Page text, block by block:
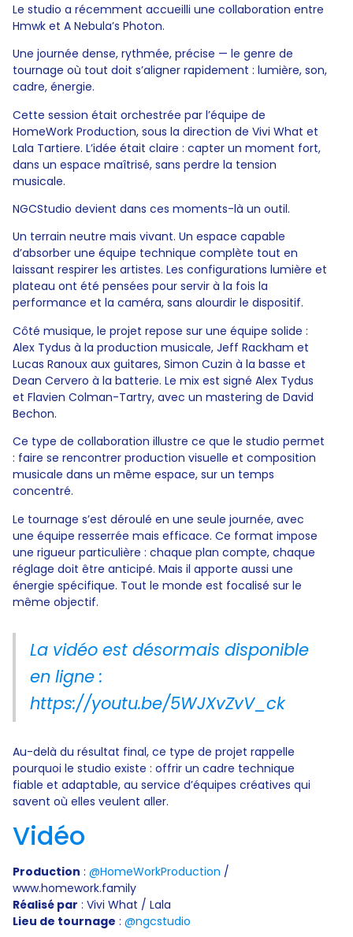
Le studio a récemment accueilli une collaboration entre
Hmwk et A Nebula’s Photon.
Une journée dense, rythmée, précise — le genre de
tournage où tout doit s’aligner rapidement : lumière, son,
cadre, énergie.
Cette session était orchestrée par l’équipe de
HomeWork Production, sous la direction de Vivi What et
Lala Tartiere. L’idée était claire : capter un moment fort,
dans un espace maîtrisé, sans perdre la tension
musicale.
NGCStudio devient dans ces moments-là un outil.
Un terrain neutre mais vivant. Un espace capable
d’absorber une équipe technique complète tout en
laissant respirer les artistes. Les configurations lumière et
plateau ont été pensées pour servir à la fois la
performance et la caméra, sans alourdir le dispositif.
Côté musique, le projet repose sur une équipe solide :
Alex Tydus à la production musicale, Jeff Rackham et
Lucas Ranoux aux guitares, Simon Cuzin à la basse et
Dean Cervero à la batterie. Le mix est signé Alex Tydus
et Flavien Colman-Tartry, avec un mastering de David
Bechon.
Ce type de collaboration illustre ce que le studio permet
: faire se rencontrer production visuelle et composition
musicale dans un même espace, sur un temps
concentré.
Le tournage s’est déroulé en une seule journée, avec
une équipe resserrée mais efficace. Ce format impose
une rigueur particulière : chaque plan compte, chaque
réglage doit être anticipé. Mais il apporte aussi une
énergie spécifique. Tout le monde est focalisé sur le
même objectif.
La vidéo est désormais disponible
en ligne :
https://youtu.be/5WJXvZvV_ck
Au-delà du résultat final, ce type de projet rappelle
pourquoi le studio existe : offrir un cadre technique
fiable et adaptable, au service d’équipes créatives qui
savent où elles veulent aller.
Vidéo
Production : ‪@HomeWorkProduction‬ /
www.homework.family
Réalisé par : Vivi What / Lala
Lieu de tournage : ‪@ngcstudio‬